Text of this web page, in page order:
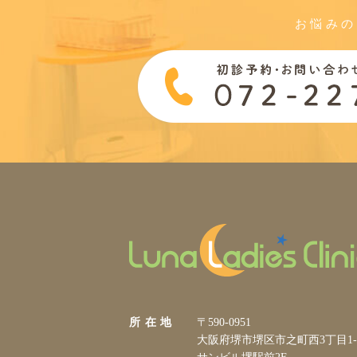
お悩み
所 在 地
〒590-0951
大阪府堺市堺区市之町西3丁目